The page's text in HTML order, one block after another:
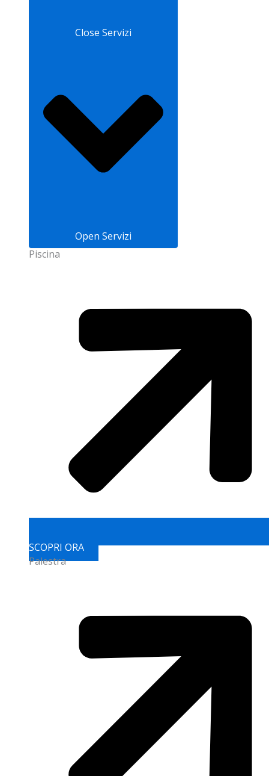
Close Servizi
Open Servizi
Piscina
SCOPRI ORA
Palestra